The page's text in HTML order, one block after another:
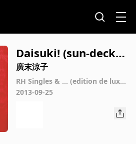
Daisuki! (sun-deck v
ersion)
廣末涼子
RH Singles & ... (edition de lux
e)
2013-09-25